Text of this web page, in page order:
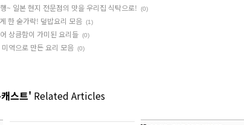
~ 일본 현지 전문점의 맛을 우리집 식탁으로! (0)
한 숟가락! 덮밥요리 모음 (1)
상큼함이 가미된 요리들 (0)
역으로 만든 요리 모음 (0)
스트' Related Articles